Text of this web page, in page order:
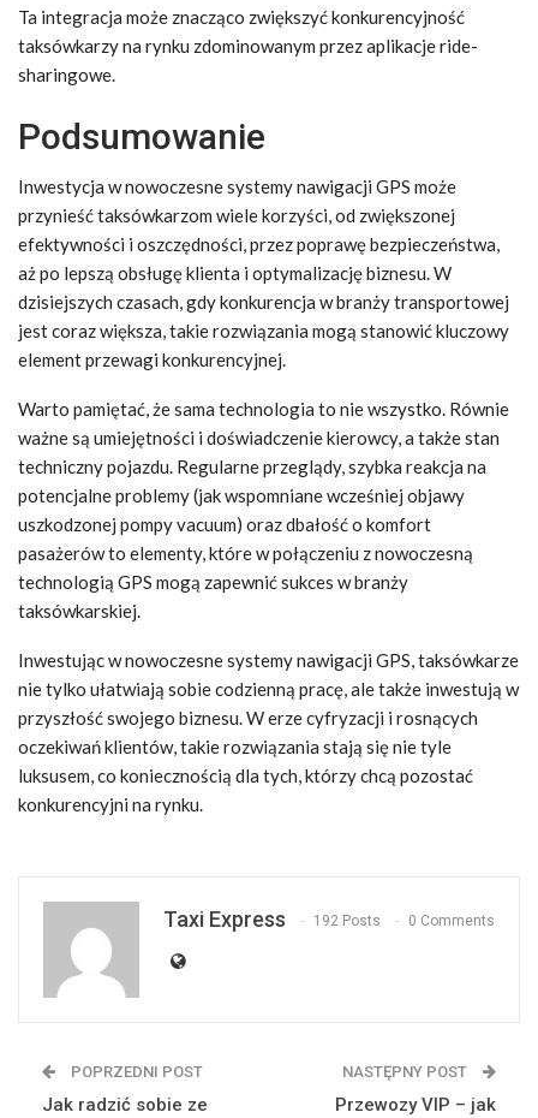
Ta integracja może znacząco zwiększyć konkurencyjność
taksówkarzy na rynku zdominowanym przez aplikacje ride-
sharingowe.
Podsumowanie
Inwestycja w nowoczesne systemy nawigacji GPS może
przynieść taksówkarzom wiele korzyści, od zwiększonej
efektywności i oszczędności, przez poprawę bezpieczeństwa,
aż po lepszą obsługę klienta i optymalizację biznesu. W
dzisiejszych czasach, gdy konkurencja w branży transportowej
jest coraz większa, takie rozwiązania mogą stanowić kluczowy
element przewagi konkurencyjnej.
Warto pamiętać, że sama technologia to nie wszystko. Równie
ważne są umiejętności i doświadczenie kierowcy, a także stan
techniczny pojazdu. Regularne przeglądy, szybka reakcja na
potencjalne problemy (jak wspomniane wcześniej objawy
uszkodzonej pompy vacuum) oraz dbałość o komfort
pasażerów to elementy, które w połączeniu z nowoczesną
technologią GPS mogą zapewnić sukces w branży
taksówkarskiej.
Inwestując w nowoczesne systemy nawigacji GPS, taksówkarze
nie tylko ułatwiają sobie codzienną pracę, ale także inwestują w
przyszłość swojego biznesu. W erze cyfryzacji i rosnących
oczekiwań klientów, takie rozwiązania stają się nie tyle
luksusem, co koniecznością dla tych, którzy chcą pozostać
konkurencyjni na rynku.
Taxi Express 192 Posts 0 Comments
POPRZEDNI POST
Jak radzić sobie ze
NASTĘPNY POST
Przewozy VIP – jak